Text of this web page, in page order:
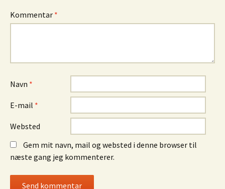
Kommentar *
Navn *
E-mail *
Websted
Gem mit navn, mail og websted i denne browser til
næste gang jeg kommenterer.